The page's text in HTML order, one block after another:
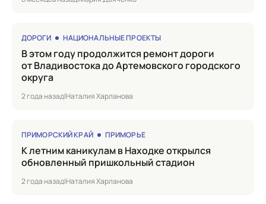
ДОРОГИ НАЦИОНАЛЬНЫЕ ПРОЕКТЫ
в этом году продолжится ремонт дороги
от Владивостока до Артемовского городского
округа
2 года назад|Наталия Харланова
ПРИМОРСКИЙ КРАЙ ПРИМОРЬЕ
к летним каникулам в Находке открылся
обновленный пришкольный стадион
2 года назад|Наталия Харланова